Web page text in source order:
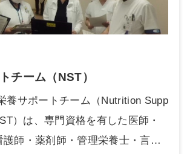
「口腔機能管理」とは口腔ケア
の中の清掃を指します。そして
を行うために導入されました。
が不十分な場合、周術期の肺炎、
の合併症やがん化学療法の副作
悪化しやすいこともあり、口腔ケ
チーム（NST）
養サポートチーム（Nutrition Supp
）は、専門資格を有した医師・
護師・薬剤師・管理栄養士・言語